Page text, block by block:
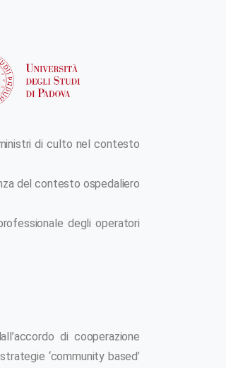
di culto nel contesto
del contesto ospedaliero
degli operatori
di cooperazione
‘community based’